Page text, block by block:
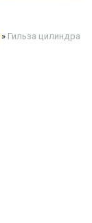
» Гильза цилиндра